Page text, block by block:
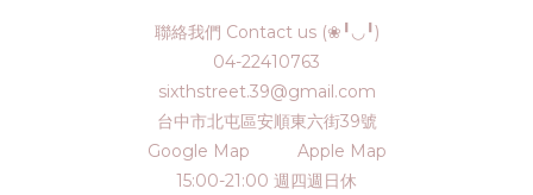
聯絡我們 Contact us (❀╹◡╹)
04-22410763
sixthstreet.39@gmail.com
台中市北屯區安順東六街39號
Google Map
Apple Map
15:00-21:00 週四週日休